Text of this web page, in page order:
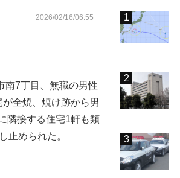
2026/02/16/06:55
7丁目、無職の男性
が全焼、焼け跡から男
隣接する住宅1軒も類
止められた。